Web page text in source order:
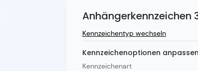
Anhängerkennzeichen
Kennzeichentyp wechseln
Kennzeichenoptionen anpassen
Kennzeichenart